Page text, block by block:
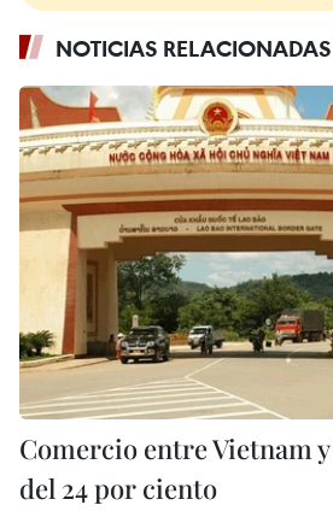
NOTICIAS RELACIONADAS
Comercio entre Vietnam
del 24 por ciento